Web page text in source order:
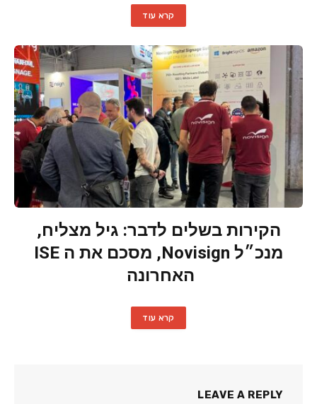
קרא עוד
הקירות בשלים לדבר: גיל מצליח,
מנכ״ל Novisign, מסכם את ה ISE
האחרונה
קרא עוד
LEAVE A REPLY